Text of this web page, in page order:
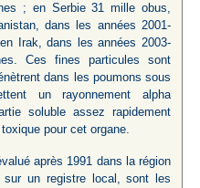
; en Serbie 31 mille obus,
dans les années 2001-
Irak, dans les années 2003-
Ces fines particules sont
dans les poumons sous
un rayonnement alpha
soluble assez rapidement
pour cet organe.
après 1991 dans la région
un registre local, sont les